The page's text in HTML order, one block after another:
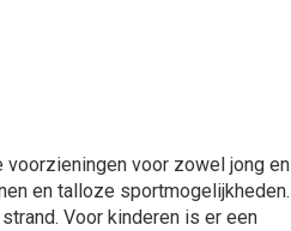
voor zowel jong en
en talloze sportmogelijkheden.
Voor kinderen is er een